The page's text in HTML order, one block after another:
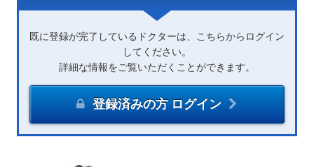
既に登録が完了しているドクターは、こちらからログイン
してください。
詳細な情報をご覧いただくことができます。
登録済みの方 ログイン